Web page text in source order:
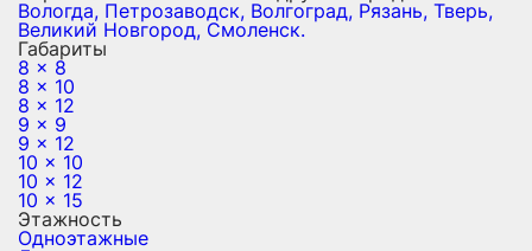
Вологда, Петрозаводск, Волгоград, Рязань, Тверь,
Великий Новгород, Смоленск.
Габариты
8 x 8
8 x 10
8 x 12
9 x 9
9 x 12
10 x 10
10 x 12
10 x 15
Этажность
Одноэтажные